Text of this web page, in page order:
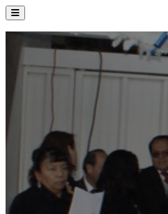
La Institución
Admisión
Servicios
Comunidad UATx